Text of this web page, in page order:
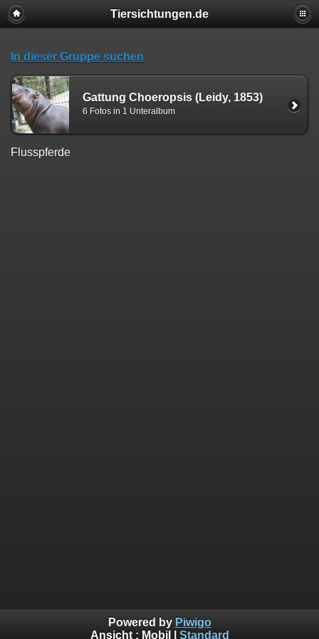
Tiersichtungen.de
In dieser Gruppe suchen
Gattung Choeropsis (Leidy, 1853)
6 Fotos in 1 Unteralbum
Flusspferde
Powered by Piwigo
Ansicht : Mobil Standard